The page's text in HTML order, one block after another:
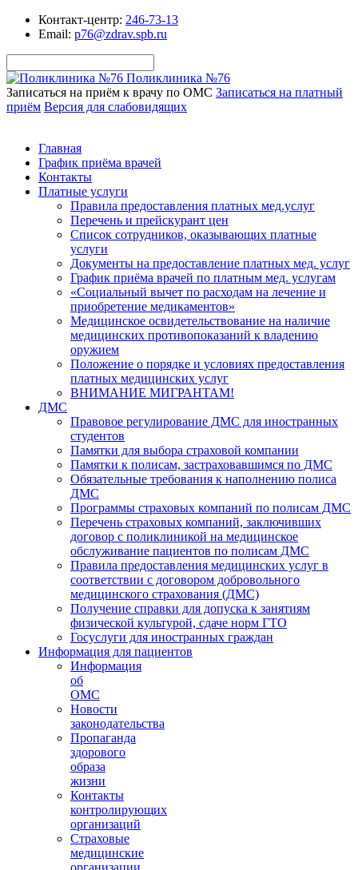
Контакт-центр: 246-73-13
Email: p76@zdrav.spb.ru
Поликлиника №76
Записаться на приём к врачу по ОМС Записаться на платный
приём Версия для слабовидящих
Главная
График приёма врачей
Контакты
Платные услуги
Правила предоставления платных мед.услуг
Перечень и прейскурант цен
Список сотрудников, оказывающих платные
услуги
Документы на предоставление платных мед. услуг
График приёма врачей по платным мед. услугам
«Социальный вычет по расходам на лечение и
приобретение медикаментов»
Медицинское освидетельствование на наличие
медицинских противопоказаний к владению
оружием
Положение о порядке и условиях предоставления
платных медицинских услуг
ВНИМАНИЕ МИГРАНТАМ!
ДМС
Правовое регулирование ДМС для иностранных
студентов
Памятки для выбора страховой компании
Памятки к полисам, застраховавшимся по ДМС
Обязательные требования к наполнению полиса
ДМС
Программы страховых компаний по полисам ДМС
Перечень страховых компаний, заключивших
договор с поликлиникой на медицинское
обслуживание пациентов по полисам ДМС
Правила предоставления медицинских услуг в
соответствии с договором добровольного
медицинского страхования (ДМС)
Получение справки для допуска к занятиям
физической культурой, сдаче норм ГТО
Госуслуги для иностранных граждан
Информация для пациентов
Информация
об
ОМС
Новости
законодательства
Пропаганда
здорового
образа
жизни
Контакты
контролирующих
организаций
Страховые
медицинские
организации